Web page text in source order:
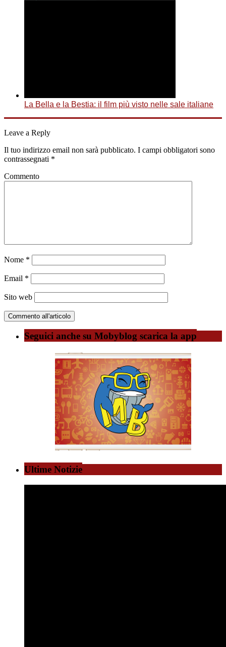
La Bella e la Bestia: il film più visto nelle sale italiane
Leave a Reply
Il tuo indirizzo email non sarà pubblicato. I campi obbligatori sono
contrassegnati *
Commento
Nome *
Email *
Sito web
Seguici anche su Mobyblog scarica la app
Ultime Notizie